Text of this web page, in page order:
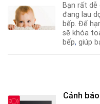
Bạn rất dễ
đang lau
bếp. Để
sẽ khóa
bếp, giúp
Cảnh